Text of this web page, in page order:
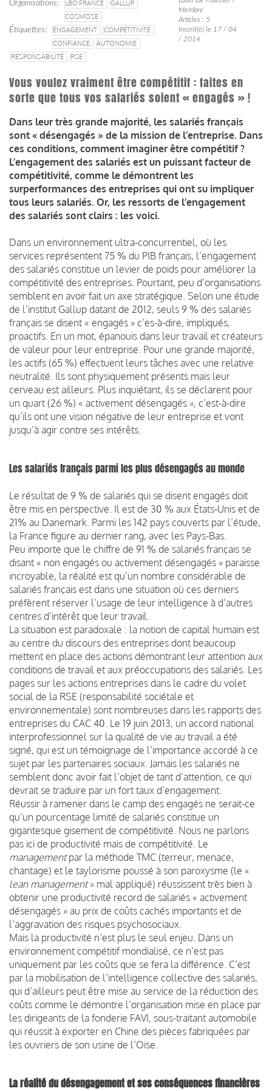
Organisations LBO FRANCE
GALLUP
COSMOSE
Étiquettes
ENGAGEMENT
COMPÉTITIVITÉ
CONFIANCE
AUTONOMIE
RESPONSABILITÉ
RSE
Membre
Articles : 5
Inscrit(e) le 17 / 04
/ 2014
Vous voulez vraiment être compétitif : faites en
sorte que tous vos salariés soient « engagés » !
Dans leur très grande majorité, les salariés français
sont « désengagés » de la mission de l’entreprise. Dans
ces conditions, comment imaginer être compétitif ?
L’engagement des salariés est un puissant facteur de
compétitivité, comme le démontrent les
surperformances des entreprises qui ont su impliquer
tous leurs salariés. Or, les ressorts de l’engagement
des salariés sont clairs : les voici.
Dans un environnement ultra-concurrentiel, où les
services représentent 75 % du PIB français, l’engagement
des salariés constitue un levier de poids pour améliorer la
compétitivité des entreprises. Pourtant, peu d’organisations
semblent en avoir fait un axe stratégique. Selon une étude
de l’institut Gallup datant de 2012, seuls 9 % des salariés
français se disent « engagés » c’es-à-dire, impliqués,
proactifs. En un mot, épanouis dans leur travail et créateurs
de valeur pour leur entreprise. Pour une grande majorité,
les actifs (65 %) effectuent leurs tâches avec une relative
neutralité. Ils sont physiquement présents mais leur
cerveau est ailleurs. Plus inquiétant, ils se déclarent pour
un quart (26 %) « activement désengagés », c’est-à-dire
qu’ils ont une vision négative de leur entreprise et vont
jusqu’à agir contre ses intérêts.
Les salariés français parmi les plus désengagés au monde
Le résultat de 9 % de salariés qui se disent engagés doit
être mis en perspective. Il est de 30 % aux États-Unis et de
21% au Danemark. Parmi les 142 pays couverts par l’étude,
la France figure au dernier rang, avec les Pays-Bas.
Peu importe que le chiffre de 91 % de salariés français se
disant « non engagés ou activement désengagés » paraisse
incroyable, la réalité est qu’un nombre considérable de
salariés français est dans une situation où ces derniers
préfèrent réserver l’usage de leur intelligence à d’autres
centres d’intérêt que leur travail.
La situation est paradoxale : la notion de capital humain est
au centre du discours des entreprises dont beaucoup
mettent en place des actions démontrant leur attention aux
conditions de travail et aux préoccupations des salariés. Les
pages sur les actions entreprises dans le cadre du volet
social de la RSE (responsabilité sociétale et
environnementale) sont nombreuses dans les rapports des
entreprises du CAC 40. Le 19 juin 2013, un accord national
interprofessionnel sur la qualité de vie au travail a été
signé, qui est un témoignage de l’importance accordé à ce
sujet par les partenaires sociaux. Jamais les salariés ne
semblent donc avoir fait l’objet de tant d’attention, ce qui
devrait se traduire par un fort taux d’engagement.
Réussir à ramener dans le camp des engagés ne serait-ce
qu’un pourcentage limité de salariés constitue un
gigantesque gisement de compétitivité. Nous ne parlons
pas ici de productivité mais de compétitivité. Le
managementpar la méthode TMC (terreur, menace,
chantage) et le taylorisme poussé à son paroxysme (le «
lean management» mal appliqué) réussissent très bien à
obtenir une productivité record de salariés « activement
désengagés » au prix de coûts cachés importants et de
l’aggravation des risques psychosociaux.
Mais la productivité n’est plus le seul enjeu. Dans un
environnement compétitif mondialisé, ce n’est pas
uniquement par les coûts que se fera la différence. C’est
par la mobilisation de l’intelligence collective des salariés,
qui d’ailleurs peut être mise au service de la réduction des
coûts comme le démontre l’organisation mise en place par
les dirigeants de la fonderie FAVI, sous-traitant automobile
qui réussit à exporter en Chine des pièces fabriquées par
les ouvriers de son usine de l’Oise.
La réalité du désengagement et ses conséquences financières